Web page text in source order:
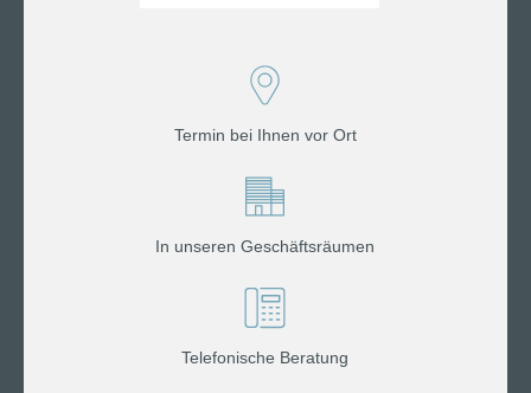
Termin bei Ihnen vor Ort
In unseren Geschäftsräumen
Telefonische Beratung